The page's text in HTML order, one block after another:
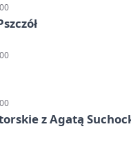
z Agatą